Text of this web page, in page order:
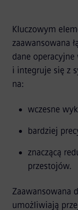
Kluczowym
zaawansowana
dane
i integruje się z
na:
wczesne
bardziej
znaczącą
przestojów.
Zaawansowana
umożliwiają